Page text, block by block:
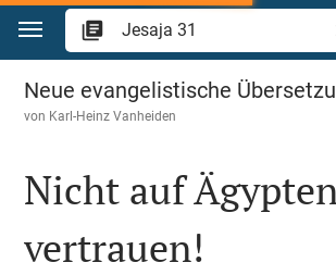
Zum Inhalt springen
Jesaja 31
Neue evangelistische
von Karl-Heinz Vanheiden
Nicht auf
vertrauen!